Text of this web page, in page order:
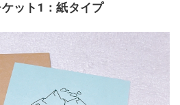
ット1：紙タイプ